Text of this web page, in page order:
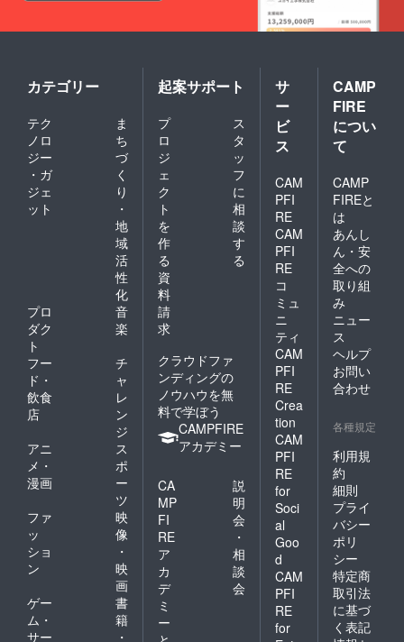
カテゴリー
テク
ノロ
ジー
・ガ
ジェ
ット
ま
ち
づ
く
り
・
地
域
活
性
化
プロ
ダク
ト
音
楽
フー
ド・
飲食
店
チ
ャ
レ
ン
ジ
アニ
メ・
漫画
ス
ポ
ー
ツ
ファ
ッ
ショ
ン
映
像
・
映
画
ゲー
ム・
サー
書
籍
・
起案サポート
プ
ロ
ジ
ェ
ク
ト
を
作
る
ス
タ
ッ
フ
に
相
談
す
る
資
料
請
求
クラウドファ
ンディングの
ノウハウを無
料で学ぼう
CAMPFIRE
アカデミー
CA
MP
FI
RE
ア
カ
デ
ミ
ー
説
明
会
・
相
談
会
サ
ー
ビ
ス
CAM
PFI
RE
CAM
PFI
RE
コ
ミュ
ニ
ティ
CAM
PFI
RE
Crea
tion
CAM
PFI
RE
for
Soci
al
Goo
d
CAM
PFI
RE
for
CAMP
FIRE
につい
て
CAMP
FIREと
は
あんし
ん・安
全への
取り組
み
ニュー
ス
ヘルプ
お問い
合わせ
各種規定
利用規
約
細則
プライ
バシー
ポリ
シー
特定商
取引法
に基づ
く表記